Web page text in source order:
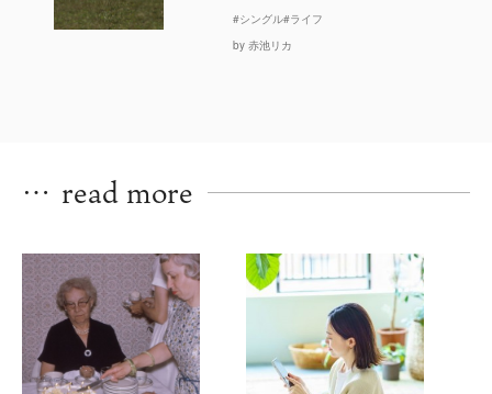
#シングル#ライフ
by 赤池リカ
… read more